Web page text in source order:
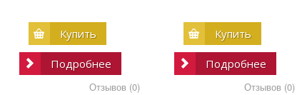
Купить
Подробнее
Отзывов (0)
Купить
Подробнее
Отзывов (0)